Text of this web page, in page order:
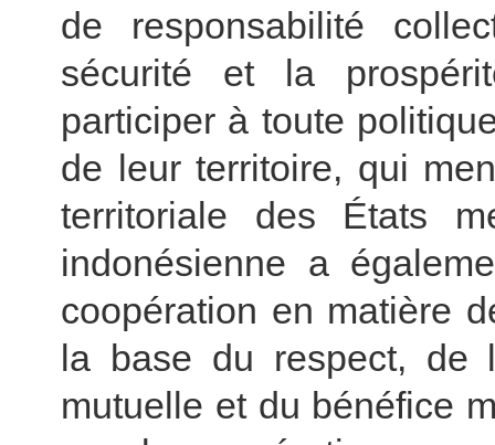
de responsabilité
sécurité et la
participer à toute
de leur territoire, qui
territoriale des États
indonésienne a
coopération en matière
la base du respect, de
mutuelle et du bénéfice